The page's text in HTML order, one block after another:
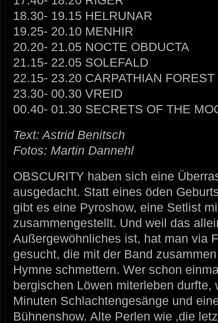
18.30- 19.15 HELRUNAR
19.25- 20.10 MENHIR
20.20- 21.05 NOCTE OBDUCTA
21.15- 22.05 SOLEFALD
22.15- 23.20 CARPATHIAN FOREST
23.30- 00.30 VREID
00.40- 01.30 SECRETS OF THE
Text: Astrid Benitsch
Fotos: Martin Dannehl
OBSCURITY haben sich eine
ausgedacht. Statt eines öden
gibt es eine Pyroshow, eine Setlist
zusammengestellt. Und weil das
Außergewöhnliches ist, hat man via
gesucht, die mit der Band
Hymne schmettern. Wer schon
bergischen Löwen miterleben durfte,
Minuten Schlachtengesänge und
Bühnenshow. Alte Perlen wie ‚die